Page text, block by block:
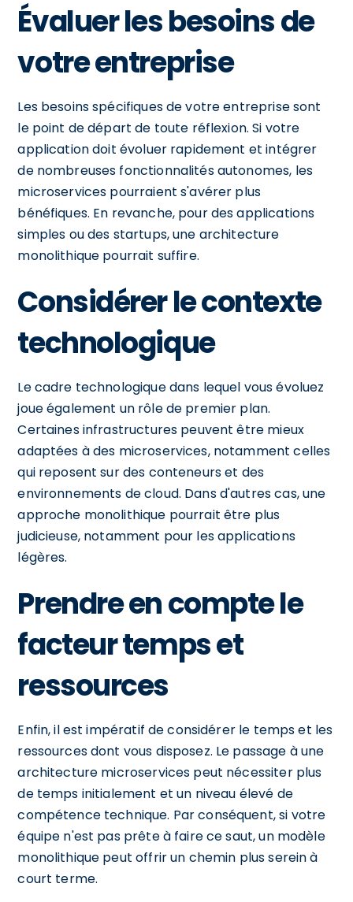
Évaluer les besoins de
votre entreprise
Les besoins spécifiques de votre entreprise sont
le point de départ de toute réflexion. Si votre
application doit évoluer rapidement et intégrer
de nombreuses fonctionnalités autonomes, les
microservices pourraient s'avérer plus
bénéfiques. En revanche, pour des applications
simples ou des startups, une architecture
monolithique pourrait suffire.
Considérer le contexte
technologique
Le cadre technologique dans lequel vous évoluez
joue également un rôle de premier plan.
Certaines infrastructures peuvent être mieux
adaptées à des microservices, notamment celles
qui reposent sur des conteneurs et des
environnements de cloud. Dans d'autres cas, une
approche monolithique pourrait être plus
judicieuse, notamment pour les applications
légères.
Prendre en compte le
facteur temps et
ressources
Enfin, il est impératif de considérer le temps et les
ressources dont vous disposez. Le passage à une
architecture microservices peut nécessiter plus
de temps initialement et un niveau élevé de
compétence technique. Par conséquent, si votre
équipe n'est pas prête à faire ce saut, un modèle
monolithique peut offrir un chemin plus serein à
court terme.